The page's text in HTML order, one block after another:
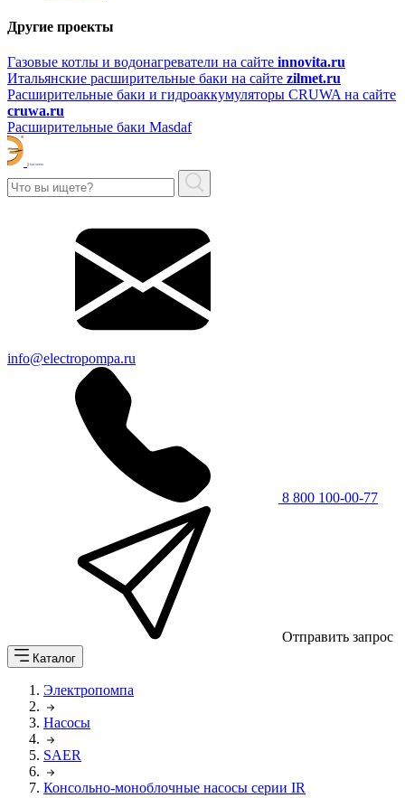
Другие проекты
Газовые котлы и водонагреватели на сайте innovita.ru
Итальянские расширительные баки на сайте zilmet.ru
Расширительные баки и гидроаккумуляторы CRUWA на сайте
cruwa.ru
Расширительные баки Masdaf
info@electropompa.ru
8 800 100-00-77
Отправить запрос
Каталог
Электропомпа
Насосы
SAER
Консольно-моноблочные насосы серии IR